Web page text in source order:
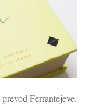
Ferrantejeve.